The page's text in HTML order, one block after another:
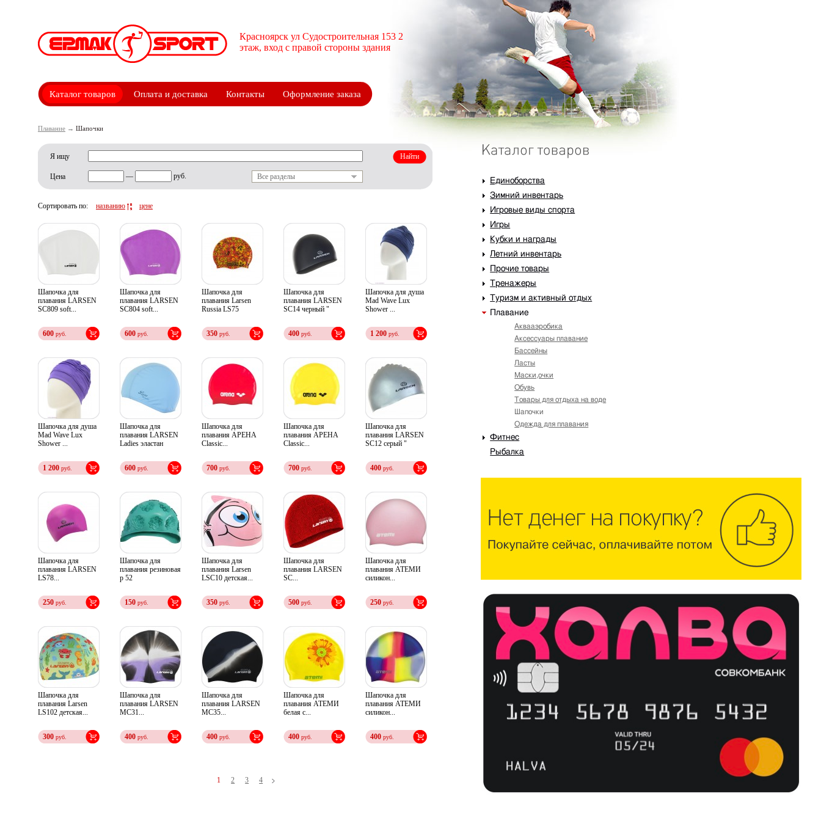
Красноярск ул Судостроительная 153 2
этаж, вход с правой стороны здания
Каталог товаров Оплата и доставка Контакты Оформление заказа
Плавание → Шапочки
Я ищу
Цена — руб. Все разделы
Сортировать по: названию цене
Шапочка для
плавания LARSEN
SC809 soft...
600 руб.
Шапочка для
плавания LARSEN
SC804 soft...
600 руб.
Шапочка для
плавания Larsen
Russia LS75
350 руб.
Шапочка для
плавания LARSEN
SC14 черный "
400 руб.
Шапочка для душа
Mad Wave Lux
Shower ...
1 200 руб.
Шапочка для душа
Mad Wave Lux
Shower ...
1 200 руб.
Шапочка для
плавания LARSEN
Ladies эластан
600 руб.
Шапочка для
плавания АРЕНА
Classic...
700 руб.
Шапочка для
плавания АРЕНА
Classic...
700 руб.
Шапочка для
плавания LARSEN
SC12 серый "
400 руб.
Шапочка для
плавания LARSEN
LS78...
250 руб.
Шапочка для
плавания резиновая
р 52
150 руб.
Шапочка для
плавания Larsen
LSС10 детская...
350 руб.
Шапочка для
плавания LARSEN
SC...
500 руб.
Шапочка для
плавания АТЕМИ
силикон...
250 руб.
Шапочка для
плавания Larsen
LS102 детская...
300 руб.
Шапочка для
плавания LARSEN
МС31...
400 руб.
Шапочка для
плавания LARSEN
МС35...
400 руб.
Шапочка для
плавания АТЕМИ
белая с...
400 руб.
Шапочка для
плавания АТЕМИ
силикон...
400 руб.
1 2 3 4
Единоборства
Зимний инвентарь
Игровые виды спорта
Игры
Кубки и награды
Летний инвентарь
Прочие товары
Тренажеры
Туризм и активный отдых
Плавание
Аквааэробика
Аксессуары плавание
Бассейны
Ласты
Маски,очки
Обувь
Товары для отдыха на воде
Шапочки
Одежда для плавания
Фитнес
Рыбалка